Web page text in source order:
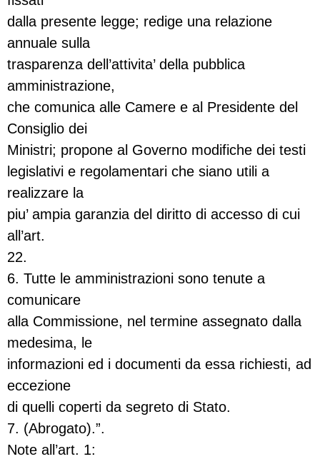
dalla presente legge; redige una relazione
annuale sulla
trasparenza dell’attivita’ della pubblica
amministrazione,
che comunica alle Camere e al Presidente del
Consiglio dei
Ministri; propone al Governo modifiche dei testi
legislativi e regolamentari che siano utili a
realizzare la
piu’ ampia garanzia del diritto di accesso di cui
all’art.
22.
6. Tutte le amministrazioni sono tenute a
comunicare
alla Commissione, nel termine assegnato dalla
medesima, le
informazioni ed i documenti da essa richiesti, ad
eccezione
di quelli coperti da segreto di Stato.
7. (Abrogato).”.
Note all’art. 1: